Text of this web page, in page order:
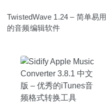
TwistedWave 1.24 – 简单易用
的音频编辑软件